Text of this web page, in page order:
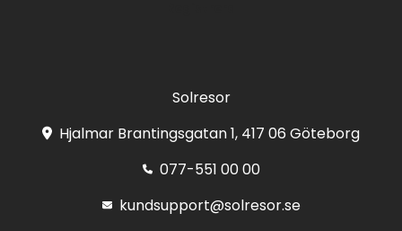
Solresor
Hjalmar Brantingsgatan 1, 417 06 Göteborg
077-551 00 00
kundsupport@solresor.se